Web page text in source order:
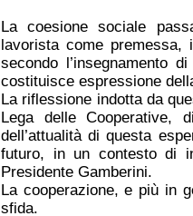
La coesione sociale
lavorista come premessa,
secondo l’insegnamento
costituisce espressione
La riflessione indotta da
Lega delle Cooperative,
dell’attualità di questa
futuro, in un contesto di
Presidente Gamberini.
La cooperazione, e più in
sfida.